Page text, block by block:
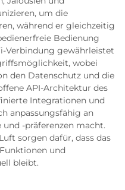
um die
während er gleichzeitig
Bedienung
Verbindung gewährleistet
wobei
den Datenschutz und die
API-Architektur des
Integrationen und
anpassungsfähig an
-präferenzen macht.
sorgen dafür, dass das
und
bleibt.